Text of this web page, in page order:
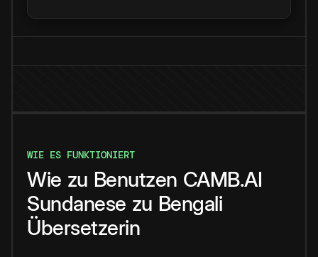
WIE ES FUNKTIONIERT
Wie zu Benutzen CAMB.AI
Sundanese zu Bengali
Übersetzerin